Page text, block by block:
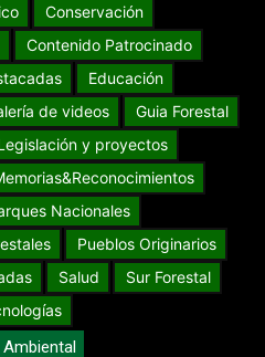
Conservación
Contenido Patrocinado
Educación
de videos
Guia Forestal
y proyectos
Nacionales
Pueblos Originarios
Salud
Sur Forestal